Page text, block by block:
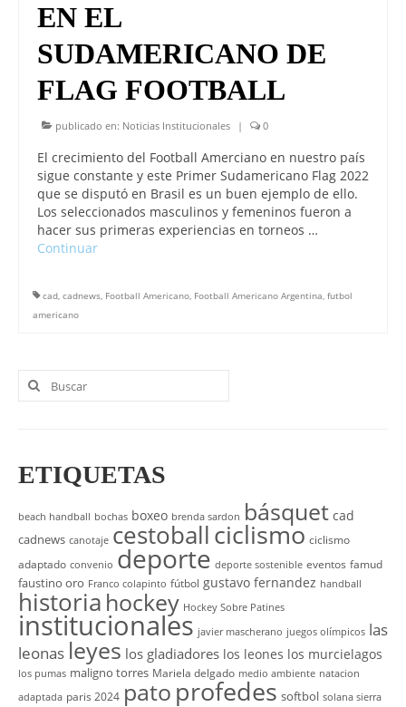
EN EL
SUDAMERICANO DE
FLAG FOOTBALL
publicado en: Noticias Institucionales | 0
El crecimiento del Football Amerciano en nuestro país
sigue constante y este Primer Sudamericano Flag 2022
que se disputó en Brasil es un buen ejemplo de ello.
Los seleccionados masculinos y femeninos fueron a
hacer sus primeras experiencias en torneos …
Continuar
cad, cadnews, Football Americano, Football Americano Argentina, futbol
americano
Buscar
por:
ETIQUETAS
beach handball bochas boxeo brenda sardon básquet cad
cadnews canotaje cestoballciclismo ciclismo
adaptado convenio deporte deporte sostenible eventos famud
faustino oro Franco colapinto fútbol gustavo fernandez handball
historia hockey Hockey Sobre Patines
institucionales javier mascherano juegos olímpicos las
leonas leyes los gladiadores los leones los murcielagos
los pumas maligno torres Mariela delgado medio ambiente natacion
adaptada paris 2024 pato profedes softbol solana sierra